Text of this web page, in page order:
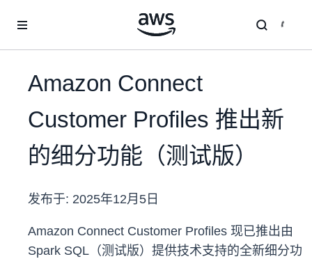
Amazon Connect
Customer Profiles 推出新
的细分功能（测试版）
发布于: 2025年12月5日
Amazon Connect Customer Profiles 现已推出由
Spark SQL（测试版）提供技术支持的全新细分功